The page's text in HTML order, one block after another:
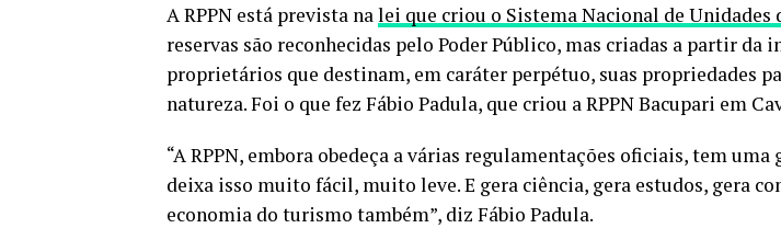
A RPPN está prevista nalei que criou o Sistema Nacional de Unidades
reservas são reconhecidas pelo Poder Público, mas criadas a partir da
proprietários que destinam, em caráter perpétuo, suas propriedades
natureza. Foi o que fez Fábio Padula, que criou a RPPN Bacupari em
“A RPPN, embora obedeça a várias regulamentações oficiais, tem uma
deixa isso muito fácil, muito leve. E gera ciência, gera estudos, gera
economia do turismo também”, diz Fábio Padula.